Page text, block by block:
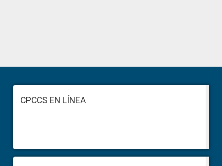
Sidebar
FooterCPCCS EN LÍNEA